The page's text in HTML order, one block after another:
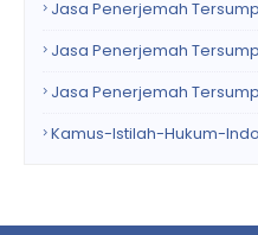
Jasa Penerjemah
Jasa Penerjemah
Jasa Penerjemah
Kamus-Istilah-Hukum-